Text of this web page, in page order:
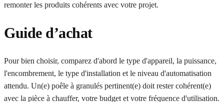
remonter les produits cohérents avec votre projet.
Guide d’achat
Pour bien choisir, comparez d'abord le type d'appareil, la puissance,
l'encombrement, le type d'installation et le niveau d'automatisation
attendu. Un(e) poêle à granulés pertinent(e) doit rester cohérent(e)
avec la pièce à chauffer, votre budget et votre fréquence d'utilisation.